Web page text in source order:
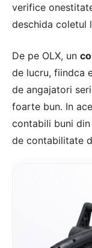
verifice
deschida coletul
De pe OLX, un
de lucru, fiindca
de angajatori
foarte bun. In
contabili buni
de contabilitate